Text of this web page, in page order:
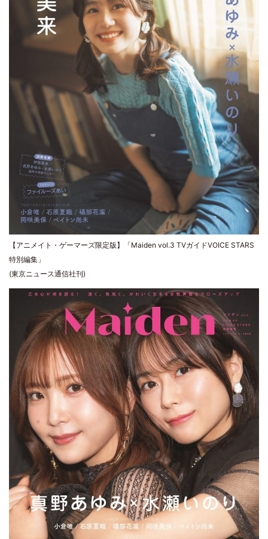
【アニメイト・ゲーマーズ限定版】「Maiden vol.3 TVガイドVOICE STARS
特別編集」
(東京ニュース通信社刊)